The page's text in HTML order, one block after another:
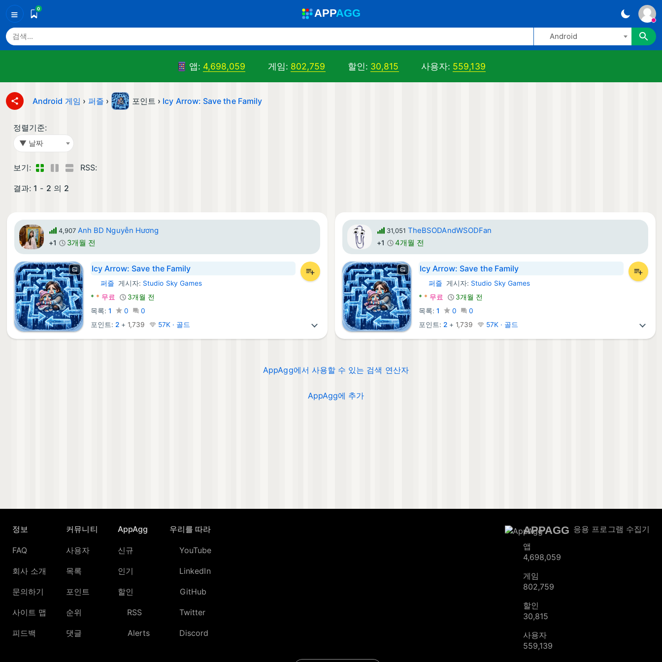
≡ 0 APPAGG
Android
앱: 4,698,059 게임: 802,759 할인: 30,815 사용자: 559,139
Android 게임 › 퍼즐 › 포인트 › Icy Arrow: Save the Family
정렬기준:
▼ 날짜
보기: RSS:
결과: 1 - 2 의 2
4,907 Anh BD Nguyễn Hương
+1 3개월 전
Icy Arrow: Save the Family
Android 게임:
퍼즐 게시자: Studio Sky Games
* * 무료
3개월 전
목록: 1 0
0
포인트: 2+ 1,739 57K · 골드
31,051 TheBSODAndWSODFan
+1 4개월 전
Icy Arrow: Save the Family
Android 게임:
퍼즐 게시자: Studio Sky Games
* * 무료
3개월 전
목록: 1 0
0
포인트: 2+ 1,739 57K · 골드
AppAgg에서 사용할 수 있는 검색 연산자
AppAgg에 추가
정보
FAQ
회사 소개
문의하기
사이트 맵
피드백
커뮤니티
사용자
목록
포인트
순위
댓글
AppAgg
신규
인기
할인
RSS
Alerts
우리를 따라
YouTube
LinkedIn
GitHub
Twitter
Discord
APPAGG 응용 프로그램 수집기
앱
4,698,059
게임
802,759
할인
30,815
사용자
559,139